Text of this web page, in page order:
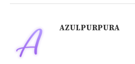
AZULPURPURA